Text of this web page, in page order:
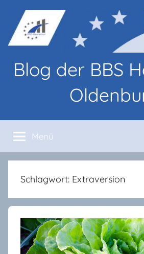
Inhalt
springen
Blog der BBS
von
Lernenden
und
Lehrenden
den
Haarentor
Oldenburg
Menü
Schlagwort: Extraversion